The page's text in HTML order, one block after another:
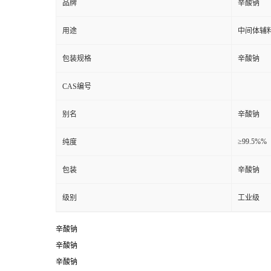
品牌 辛酸钠
用途 中间体辅
包装规格 辛酸钠
CAS编号
别名 辛酸钠
纯度 ≥99.5%%
包装 辛酸钠
级别 工业级
辛酸钠
辛酸钠
辛酸钠